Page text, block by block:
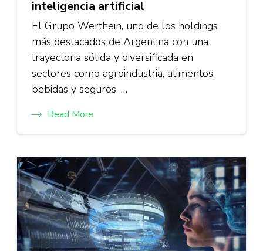
inteligencia artificial
El Grupo Werthein, uno de los holdings
más destacados de Argentina con una
trayectoria sólida y diversificada en
sectores como agroindustria, alimentos,
bebidas y seguros, …
Read More